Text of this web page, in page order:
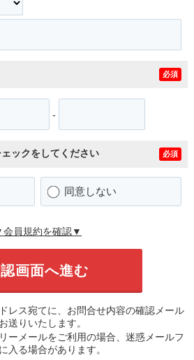
必須
-
ックをしてください 必須
同意しない
員規約を確認▼
レス宛てに、お問合せ内容の確認メール
送りいたします。
ーメールをご利用の場合、迷惑メールフ
入る場合があります。